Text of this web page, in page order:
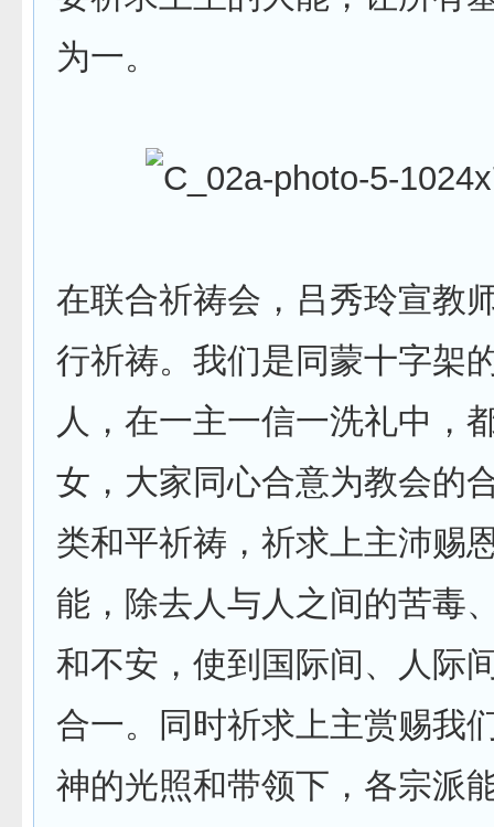
为一。
在联合祈祷会，吕秀玲宣教
行祈祷。我们是同蒙十字架
人，在一主一信一洗礼中，
女，大家同心合意为教会的
类和平祈祷，祈求上主沛赐
能，除去人与人之间的苦毒
和不安，使到国际间、人际
合一。同时祈求上主赏赐我
神的光照和带领下，各宗派